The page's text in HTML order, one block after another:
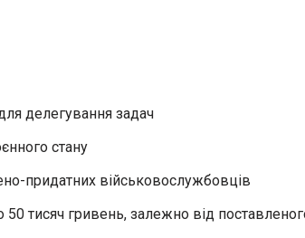
делегування задач
стану
придатних військовослужбовців
тисяч гривень, залежно від